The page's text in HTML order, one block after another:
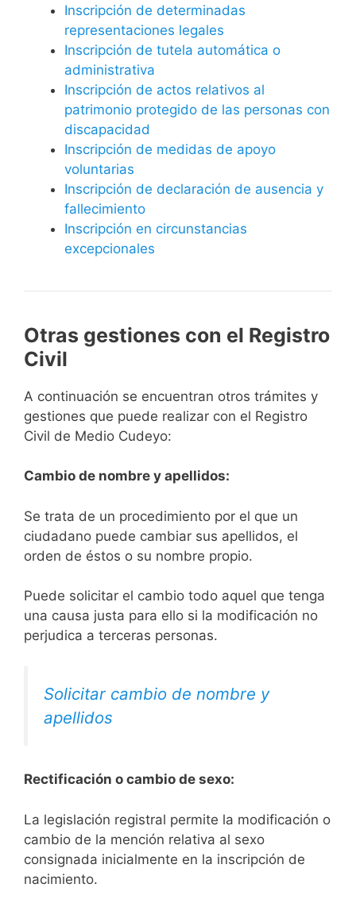
Inscripción de determinadas
representaciones legales
Inscripción de tutela automática o
administrativa
Inscripción de actos relativos al
patrimonio protegido de las personas con
discapacidad
Inscripción de medidas de apoyo
voluntarias
Inscripción de declaración de ausencia y
fallecimiento
Inscripción en circunstancias
excepcionales
Otras gestiones con el Registro
Civil
A continuación se encuentran otros trámites y
gestiones que puede realizar con el Registro
Civil de Medio Cudeyo:
Cambio de nombre y apellidos:
Se trata de un procedimiento por el que un
ciudadano puede cambiar sus apellidos, el
orden de éstos o su nombre propio.
Puede solicitar el cambio todo aquel que tenga
una causa justa para ello si la modificación no
perjudica a terceras personas.
Solicitar cambio de nombre y
apellidos
Rectificación o cambio de sexo:
La legislación registral permite la modificación o
cambio de la mención relativa al sexo
consignada inicialmente en la inscripción de
nacimiento.